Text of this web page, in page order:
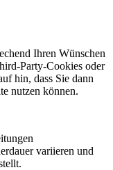
Ihren Wünschen
Party-Cookies oder
hin, dass Sie dann
nutzen können.
variieren und